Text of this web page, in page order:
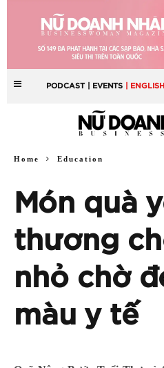
PODCAST | EVENTS | ENGLISH
Home Education
Món quà
thương
nhỏ chờ
màu y tế